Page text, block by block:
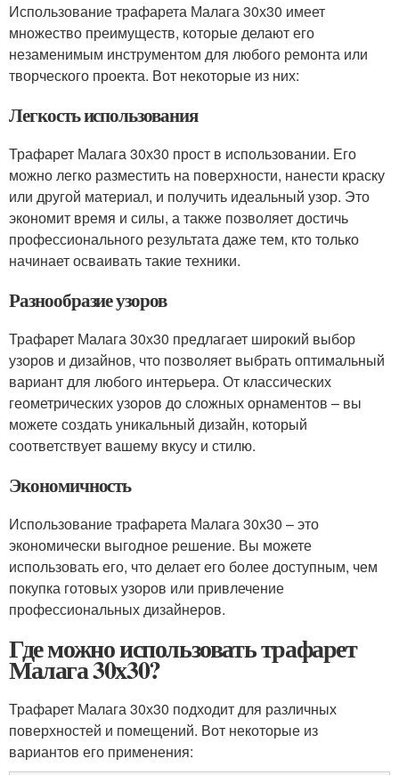
Использование трафарета Малага 30х30 имеет
множество преимуществ, которые делают его
незаменимым инструментом для любого ремонта или
творческого проекта. Вот некоторые из них:
Легкость использования
Трафарет Малага 30х30 прост в использовании. Его
можно легко разместить на поверхности, нанести краску
или другой материал, и получить идеальный узор. Это
экономит время и силы, а также позволяет достичь
профессионального результата даже тем, кто только
начинает осваивать такие техники.
Разнообразие узоров
Трафарет Малага 30х30 предлагает широкий выбор
узоров и дизайнов, что позволяет выбрать оптимальный
вариант для любого интерьера. От классических
геометрических узоров до сложных орнаментов – вы
можете создать уникальный дизайн, который
соответствует вашему вкусу и стилю.
Экономичность
Использование трафарета Малага 30х30 – это
экономически выгодное решение. Вы можете
использовать его, что делает его более доступным, чем
покупка готовых узоров или привлечение
профессиональных дизайнеров.
Где можно использовать трафарет
Малага 30х30?
Трафарет Малага 30х30 подходит для различных
поверхностей и помещений. Вот некоторые из
вариантов его применения: